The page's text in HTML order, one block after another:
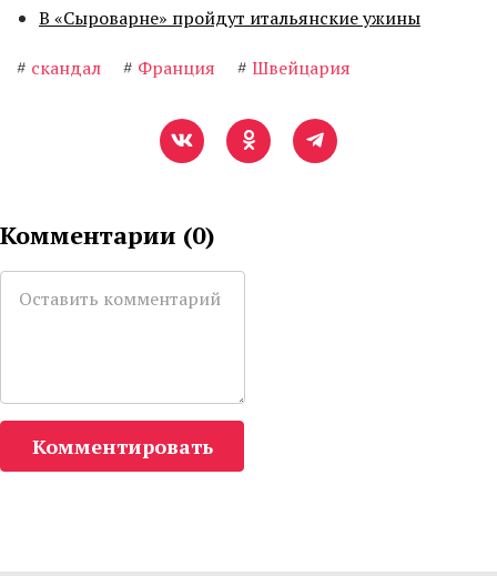
В «Сыроварне» пройдут итальянские ужины
# скандал # Франция # Швейцария
Комментарии (0)
Комментировать